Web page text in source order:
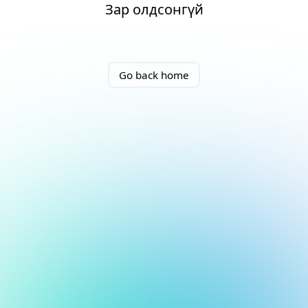
Зар олдсонгүй
Go back home